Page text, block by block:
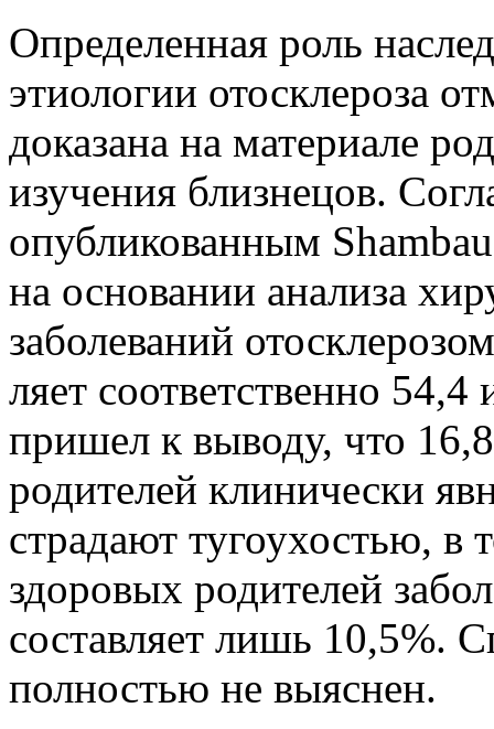
Определенная роль
этиологии отоскле­роза
доказана на материале
изучения близнецов.
опубликованным
на основа­нии анализа
заболеваний
ляет соответственно
пришел к вы­воду, что
родителей клинически
страдают туго­ухостью, в
здоровых родителей
состав­ляет лишь 10,5%.
полностью не выяснен.